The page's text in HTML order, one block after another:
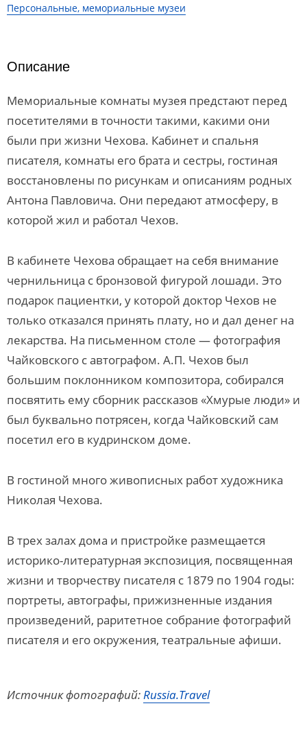
Персональные, мемориальные музеи
Описание
Мемориальные комнаты музея предстают перед
посетителями в точности такими, какими они
были при жизни Чехова. Кабинет и спальня
писателя, комнаты его брата и сестры, гостиная
восстановлены по рисункам и описаниям родных
Антона Павловича. Они передают атмосферу, в
которой жил и работал Чехов.
В кабинете Чехова обращает на себя внимание
чернильница с бронзовой фигурой лошади. Это
подарок пациентки, у которой доктор Чехов не
только отказался принять плату, но и дал денег на
лекарства. На письменном столе — фотография
Чайковского с автографом. А.П. Чехов был
большим поклонником композитора, собирался
посвятить ему сборник рассказов «Хмурые люди» и
был буквально потрясен, когда Чайковский сам
посетил его в кудринском доме.
В гостиной много живописных работ художника
Николая Чехова.
В трех залах дома и пристройке размещается
историко-литературная экспозиция, посвященная
жизни и творчеству писателя с 1879 по 1904 годы:
портреты, автографы, прижизненные издания
произведений, раритетное собрание фотографий
писателя и его окружения, театральные афиши.
Источник фотографий:Russia.Travel